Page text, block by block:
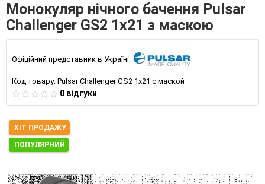
Монокуляр нічного бачення Pulsar
Challenger GS2 1x21 з маскою
Офіційний представник в Україні:
Код товару: Pulsar Challenger GS2 1x21 с маской
0 відгуки
ХІТ ПРОДАЖУ
ПОПУЛЯРНИЙ